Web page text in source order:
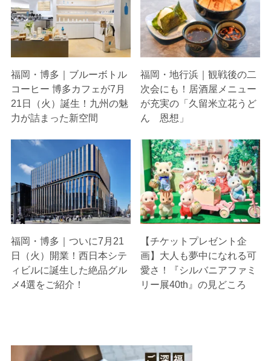
福岡・博多｜ブルーボトル
コーヒー 博多カフェが7月
21日（火）誕生！九州の魅
力が詰まった新空間
福岡・地行浜｜観戦後の二
次会にも！居酒屋メニュー
が充実の「久留米立花うど
ん 恩想」
福岡・博多｜ついに7月21
日（火）開業！西日本シテ
ィビルに誕生した絶品グル
メ4選をご紹介！
【チケットプレゼント企
画】大人も夢中になれる可
愛さ！『シルバニアファミ
リー展40th』の見どころ